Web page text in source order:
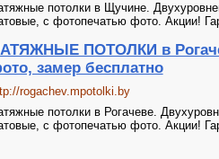
потолки в Щучине.
с фотопечатью фото. Акции!
ПОТОЛКИ в
замер бесплатно
rogachev.mpotolki.by
потолки в Рогачеве.
с фотопечатью фото. Акции!